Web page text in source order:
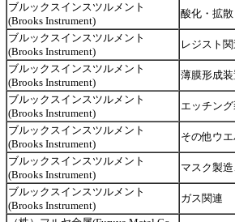
ブルックスインスツルメント
(Brooks Instrument)
酸化・拡
ブルックスインスツルメント
(Brooks Instrument)
レジスト
ブルックスインスツルメント
(Brooks Instrument)
薄膜形成
ブルックスインスツルメント
(Brooks Instrument)
エッチン
ブルックスインスツルメント
(Brooks Instrument)
その他ウ
ブルックスインスツルメント
(Brooks Instrument)
マスク製
ブルックスインスツルメント
(Brooks Instrument)
ガス関連